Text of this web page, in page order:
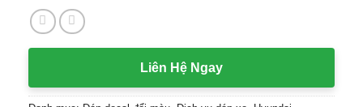
Liên Hệ Ngay